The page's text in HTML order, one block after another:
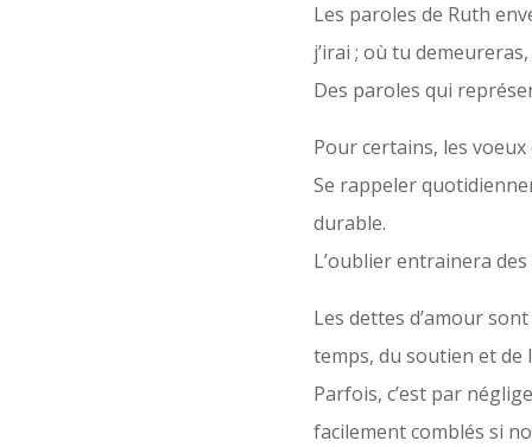
Les paroles de Ruth
j’irai ; où tu
Des paroles qui
Pour certains, les voeux
Se rappeler
durable.
L’oublier entrainera
Les dettes d’amour
temps, du soutien et de
Parfois, c’est par
facilement comblés si